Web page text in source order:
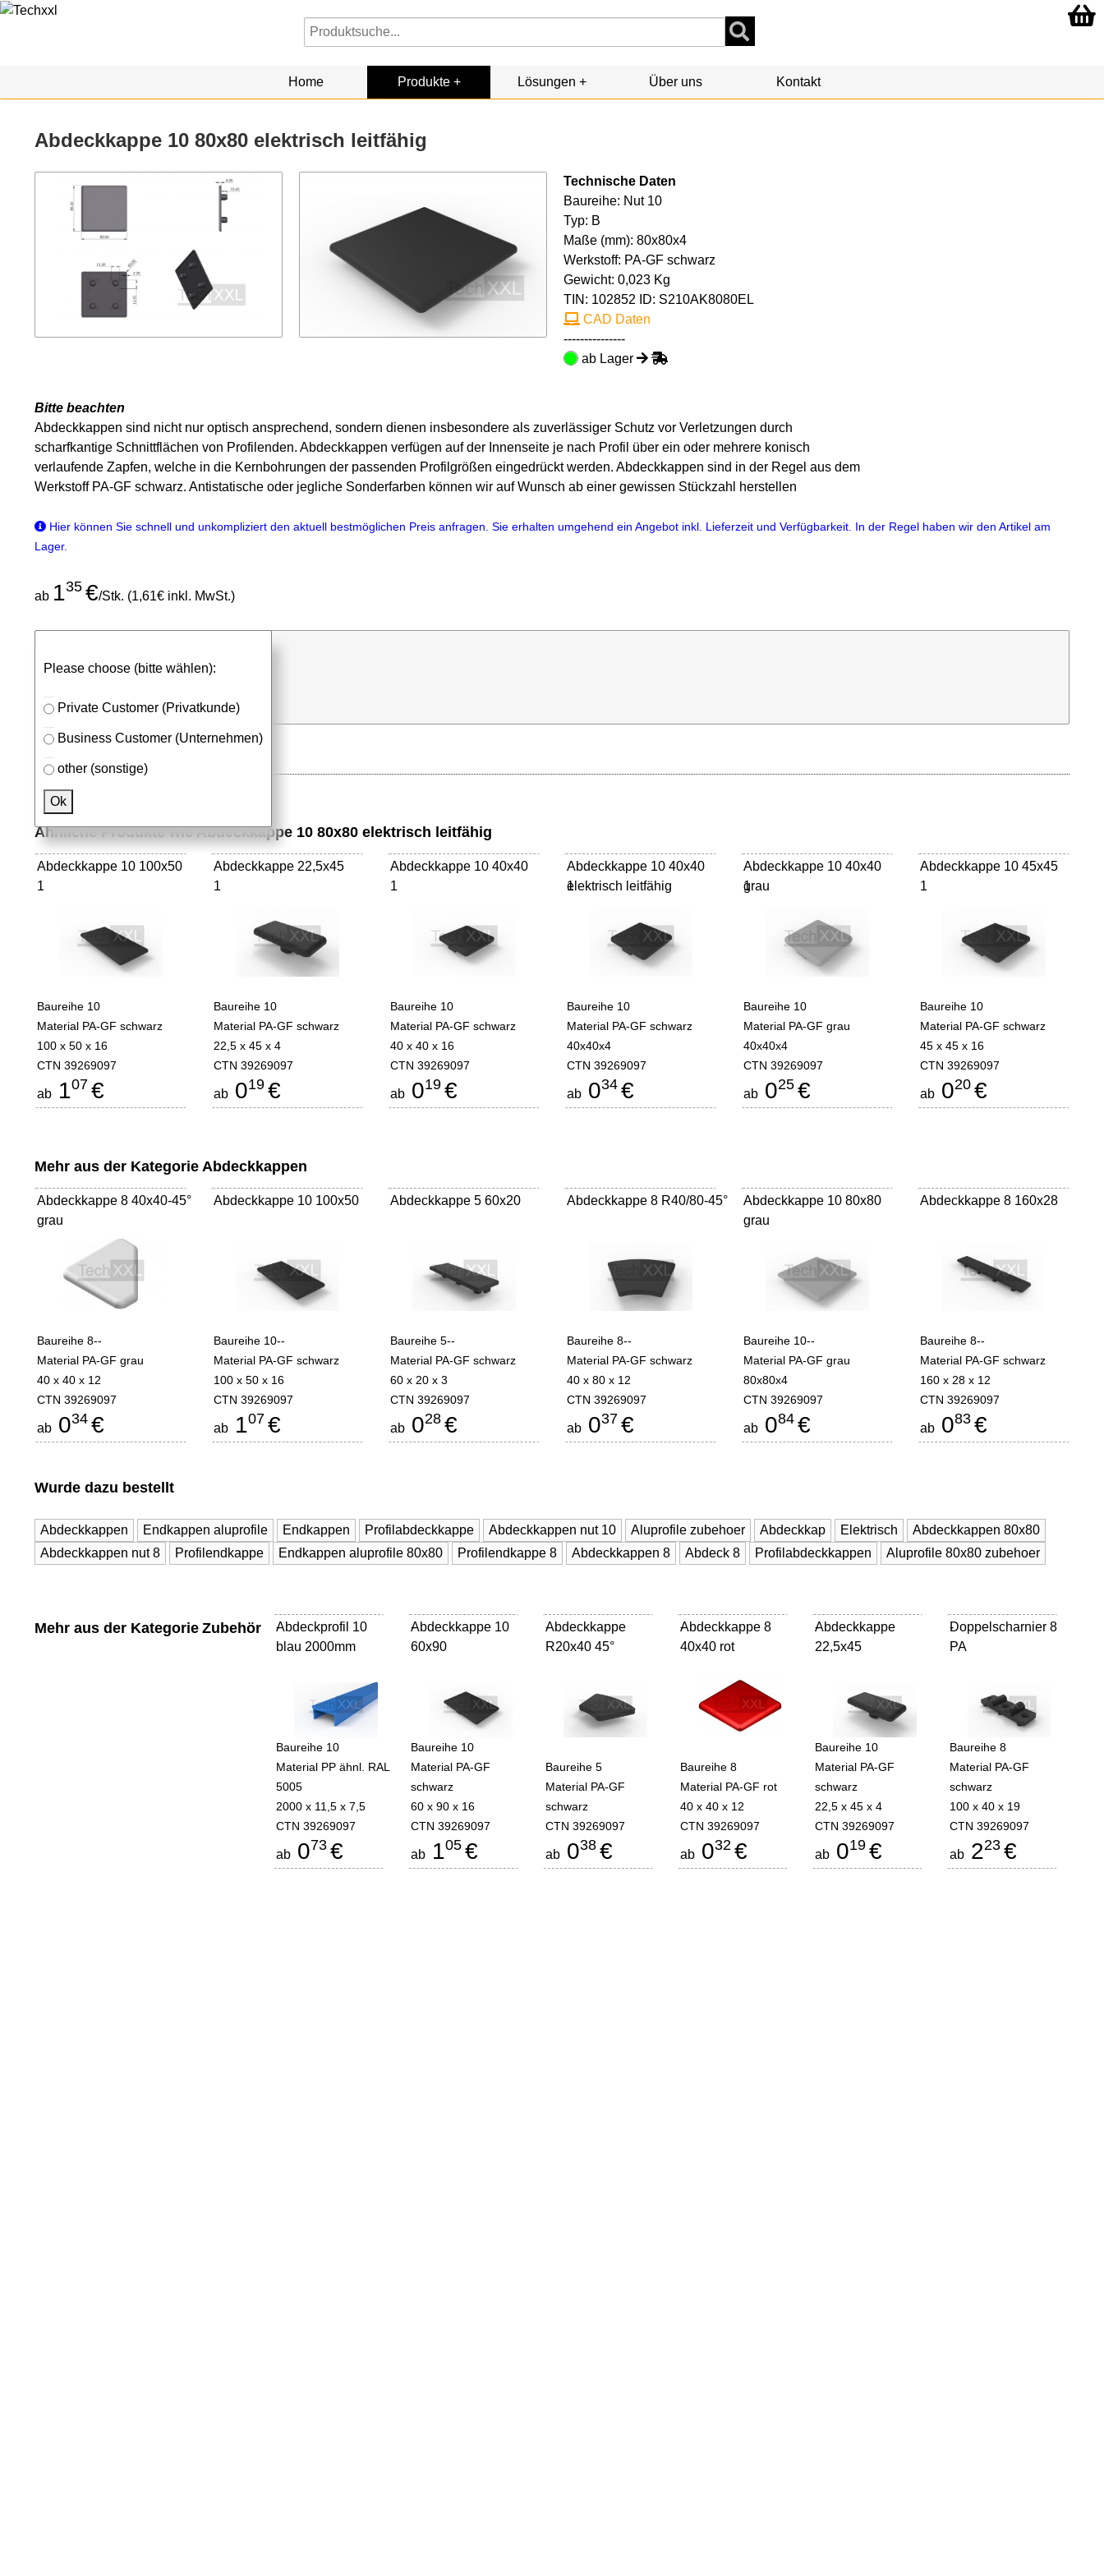
Home Produkte Lösungen Über uns Kontakt
Abdeckkappe 10 80x80 elektrisch leitfähig
Technische Daten
Baureihe: Nut 10
Typ: B
Maße (mm): 80x80x4
Werkstoff: PA-GF schwarz
Gewicht: 0,023 Kg
TIN: 102852 ID: S210AK8080EL
CAD Daten
---------------
ab Lager
Bitte beachten
Abdeckkappen sind nicht nur optisch ansprechend, sondern dienen insbesondere als zuverlässiger Schutz vor Verletzungen durch
scharfkantige Schnittflächen von Profilenden. Abdeckkappen verfügen auf der Innenseite je nach Profil über ein oder mehrere konisch
verlaufende Zapfen, welche in die Kernbohrungen der passenden Profilgrößen eingedrückt werden. Abdeckkappen sind in der Regel aus dem
Werkstoff PA-GF schwarz. Antistatische oder jegliche Sonderfarben können wir auf Wunsch ab einer gewissen Stückzahl herstellen
Hier können Sie schnell und unkompliziert den aktuell bestmöglichen Preis anfragen. Sie erhalten umgehend ein Angebot inkl. Lieferzeit und Verfügbarkeit. In der Regel haben wir den Artikel am
Lager.
ab 135 €/Stk. (1,61€ inkl. MwSt.)
Please choose (bitte wählen):
Private Customer (Privatkunde)
Business Customer (Unternehmen)
other (sonstige)
Ok
⮮
Stk. in Anfrageliste
Ähnliche Produkte wie Abdeckkappe 10 80x80 elektrisch leitfähig
Abdeckkappe 10 100x50
1
Baureihe 10
Material PA-GF schwarz
100 x 50 x 16
CTN 39269097
ab 107 €
Abdeckkappe 22,5x45
1
Baureihe 10
Material PA-GF schwarz
22,5 x 45 x 4
CTN 39269097
ab 019 €
Abdeckkappe 10 40x40
1
Baureihe 10
Material PA-GF schwarz
40 x 40 x 16
CTN 39269097
ab 019 €
Abdeckkappe 10 40x40
elektrisch leitfähig
1
Baureihe 10
Material PA-GF schwarz
40x40x4
CTN 39269097
ab 034 €
Abdeckkappe 10 40x40
grau
1
Baureihe 10
Material PA-GF grau
40x40x4
CTN 39269097
ab 025 €
Abdeckkappe 10 45x45
1
Baureihe 10
Material PA-GF schwarz
45 x 45 x 16
CTN 39269097
ab 020 €
Mehr aus der Kategorie Abdeckkappen
Abdeckkappe 8 40x40-45°
grau
Baureihe 8--
Material PA-GF grau
40 x 40 x 12
CTN 39269097
ab 034 €
Abdeckkappe 10 100x50
Baureihe 10--
Material PA-GF schwarz
100 x 50 x 16
CTN 39269097
ab 107 €
Abdeckkappe 5 60x20
Baureihe 5--
Material PA-GF schwarz
60 x 20 x 3
CTN 39269097
ab 028 €
Abdeckkappe 8 R40/80-45°
Baureihe 8--
Material PA-GF schwarz
40 x 80 x 12
CTN 39269097
ab 037 €
Abdeckkappe 10 80x80
grau
Baureihe 10--
Material PA-GF grau
80x80x4
CTN 39269097
ab 084 €
Abdeckkappe 8 160x28
Baureihe 8--
Material PA-GF schwarz
160 x 28 x 12
CTN 39269097
ab 083 €
Wurde dazu bestellt
Abdeckkappen Endkappen aluprofile Endkappen Profilabdeckkappe Abdeckkappen nut 10 Aluprofile zubehoer Abdeckkap Elektrisch
Abdeckkappen 80x80
Abdeckkappen nut 8
Profilendkappe Endkappen aluprofile 80x80 Profilendkappe 8 Abdeckkappen 8 Abdeck 8 Profilabdeckkappen Aluprofile 80x80 zubehoer
Mehr aus der Kategorie Zubehör
Abdeckprofil 10
blau 2000mm
-
Baureihe 10
Material PP ähnl. RAL
5005
2000 x 11,5 x 7,5
CTN 39269097
ab 073 €
Abdeckkappe 10
60x90
-
Baureihe 10
Material PA-GF
schwarz
60 x 90 x 16
CTN 39269097
ab 105 €
Abdeckkappe
R20x40 45°
-
Baureihe 5
Material PA-GF
schwarz
CTN 39269097
ab 038 €
Abdeckkappe 8
40x40 rot
-
Baureihe 8
Material PA-GF rot
40 x 40 x 12
CTN 39269097
ab 032 €
Abdeckkappe
22,5x45
-
Baureihe 10
Material PA-GF
schwarz
22,5 x 45 x 4
CTN 39269097
ab 019 €
Doppelscharnier 8
PA
-
Baureihe 8
Material PA-GF
schwarz
100 x 40 x 19
CTN 39269097
ab 223 €